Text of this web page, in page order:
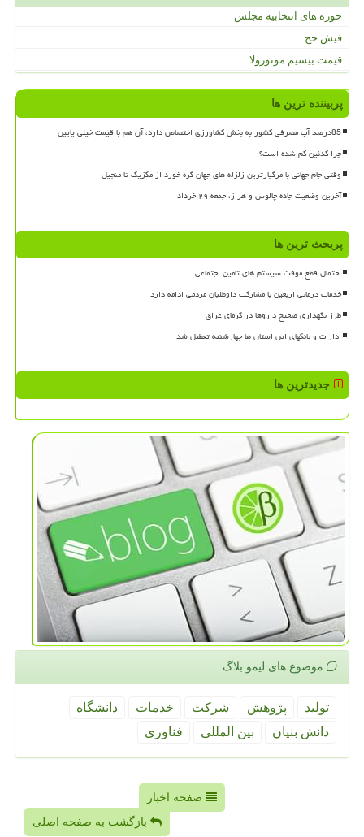
حوزه های انتخابیه مجلس
فیش حج
قیمت بیسیم موتورولا
پربیننده ترین ها
85درصد آب مصرفی کشور به بخش کشاورزی اختصاص دارد، آن هم با قیمت خیلی پایین
چرا کدئین کم شده است؟
وقتی جام جهانی با مرگبارترین زلزله های جهان گره خورد از مکزیک تا منجیل
آخرین وضعیت جاده چالوس و هراز، جمعه ۲۹ خرداد
پربحث ترین ها
احتمال قطع موقت سیستم های تامین اجتماعی
خدمات درمانی اربعین با مشارکت داوطلبان مردمی ادامه دارد
طرز نگهداری صحیح داروها در گرمای عراق
ادارات و بانکهای این استان ها چهارشنبه تعطیل شد
جدیدترین ها
موضوع های لیمو بلاگ
تولید پژوهش شركت خدمات
دانشگاه
دانش بنیان
بین المللی فناوری
صفحه اخبار
بازگشت به صفحه اصلی